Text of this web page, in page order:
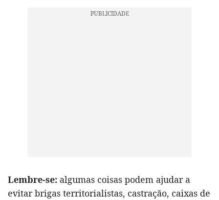
Lembre-se: algumas coisas podem ajudar a
evitar brigas territorialistas, castração, caixas de